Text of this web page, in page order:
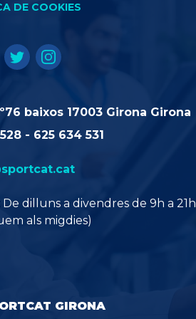
DE COOKIES
baixos 17003 Girona Girona
- 625 634 531
De dilluns a divendres de 9h a 21h
als migdies)
GIRONA